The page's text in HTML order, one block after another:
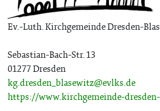
Ev.-Luth. Kirchgemeinde Dresden-
Sebastian-Bach-Str. 13
01277 Dresden
kg.dresden_blasewitz@evlks.de
https://www.kirchgemeinde-